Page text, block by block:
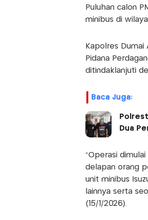
Puluhan calon
minibus di
Kapolres Dumai
Pidana
ditindaklanjuti
Baca Juga:
Dua
“Operasi
delapan orang
unit minibus
lainnya serta
(15/1/2026).